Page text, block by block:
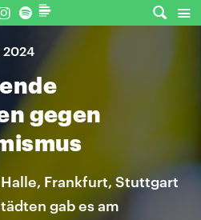
2024
gegen
Frankfurt, Stuttgart
gab es am